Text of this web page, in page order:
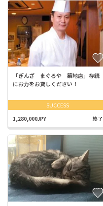
「ぎんざ まぐろや 築地店」存続
にお力をお貸しください！
SUCCESS
1,280,000JPY 終了